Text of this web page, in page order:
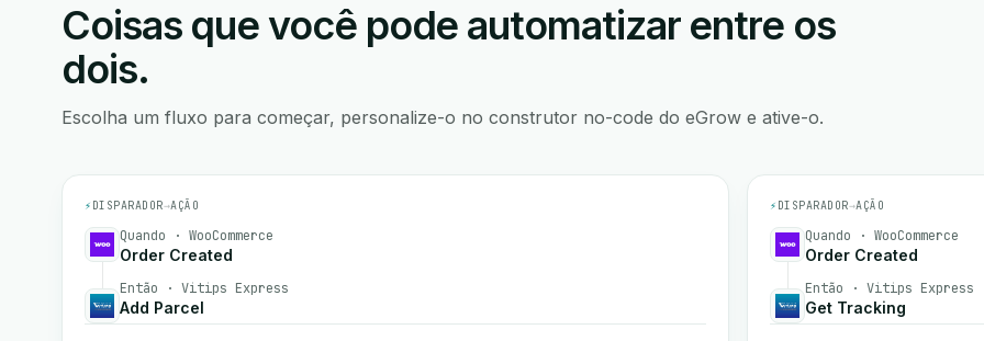
Coisas que você pode automatizar entre os
dois.
Escolha um fluxo para começar, personalize-o no construtor no-code do eGrow e ative-o.
⚡ DISPARADOR→AÇÃO
Quando · WooCommerce
Order Created
Então · Vitips Express
Add Parcel
⚡ DISPARADOR→AÇÃO
Quando · WooCommerce
Order Created
Então · Vitips Express
Get Tracking